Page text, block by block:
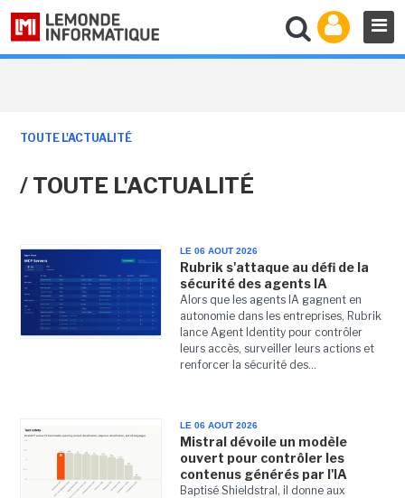
TOUTE L'ACTUALITÉ
/ TOUTE L'ACTUALITÉ
LE 06 AOUT 2026
Rubrik s'attaque au défi de la
sécurité des agents IA
Alors que les agents IA gagnent en
autonomie dans les entreprises, Rubrik
lance Agent Identity pour contrôler
leurs accès, surveiller leurs actions et
renforcer la sécurité des...
LE 06 AOUT 2026
Mistral dévoile un modèle
ouvert pour contrôler les
contenus générés par l'IA
Baptisé Shieldstral, il donne aux